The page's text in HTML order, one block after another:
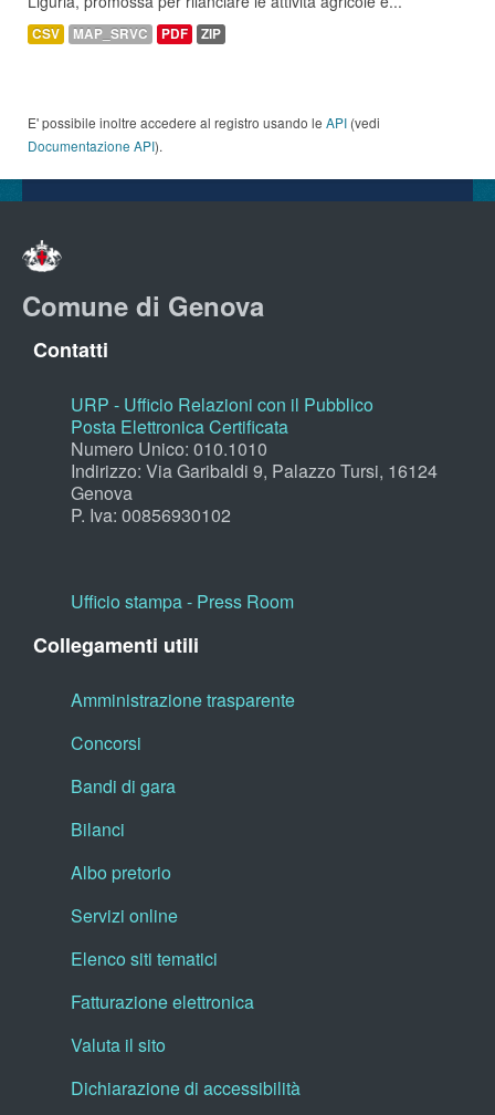
CSV MAP_SRVC PDF ZIP
E' possibile inoltre accedere al registro usando le API (vedi
Documentazione API).
Comune di Genova
Contatti
URP - Ufficio Relazioni con il Pubblico
Posta Elettronica Certificata
Numero Unico: 010.1010
Indirizzo: Via Garibaldi 9, Palazzo Tursi, 16124
Genova
P. Iva: 00856930102
Ufficio stampa - Press Room
Collegamenti utili
Amministrazione trasparente
Concorsi
Bandi di gara
Bilanci
Albo pretorio
Servizi online
Elenco siti tematici
Fatturazione elettronica
Valuta il sito
Dichiarazione di accessibilità